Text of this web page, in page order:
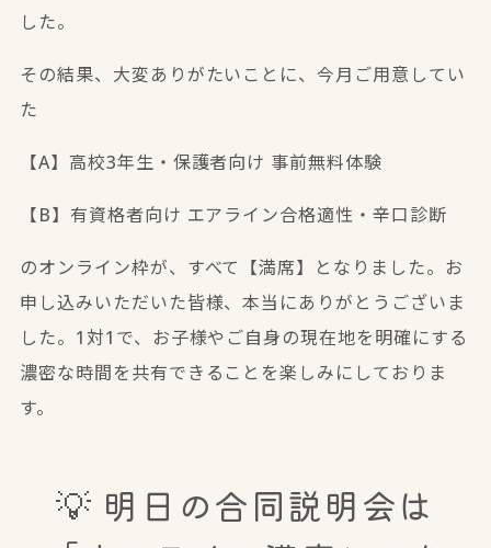
した。
その結果、大変ありがたいことに、今月ご用意してい
た
【A】高校3年生・保護者向け 事前無料体験
【B】有資格者向け エアライン合格適性・辛口診断
のオンライン枠が、すべて【満席】となりました。お
申し込みいただいた皆様、本当にありがとうございま
した。1対1で、お子様やご自身の現在地を明確にする
濃密な時間を共有できることを楽しみにしておりま
す。
💡 明日の合同説明会は